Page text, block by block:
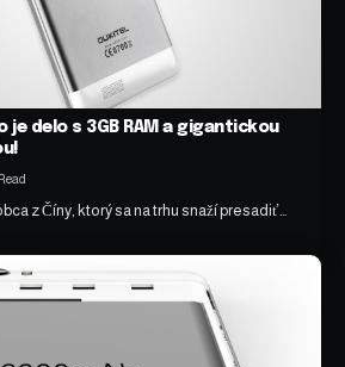
je delo s 3GB RAM a gigantickou
z Číny, ktorý sa na trhu snaží presadiť…